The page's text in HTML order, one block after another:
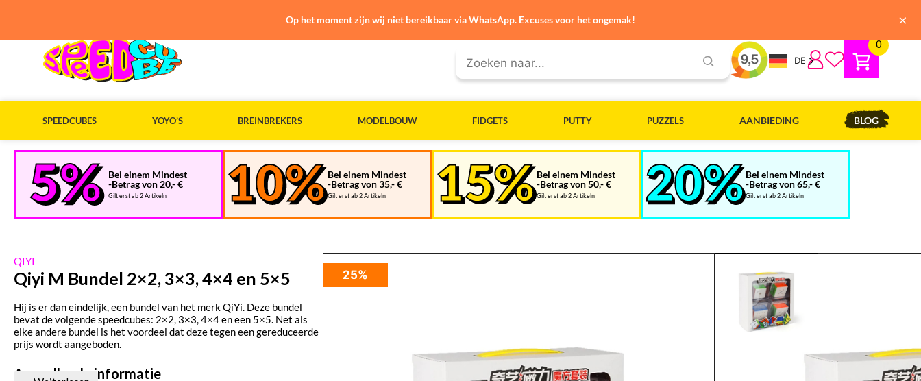
DE
0
SPEEDCUBES YOYO’S BREINBREKERS MODELBOUW FIDGETS PUTTY PUZZELS AANBIEDING BLOG
Bei einem Mindest
-Betrag von 20,- €
Gilt erst ab 2 Artikeln
Bei einem Mindest
-Betrag von 35,- €
Gilt erst ab 2 Artikeln
Bei einem Mindest
-Betrag von 50,- €
Gilt erst ab 2 Artikeln
Bei einem Mindest
-Betrag von 65,- €
Gilt erst ab 2 Artikeln
QIYI
Qiyi M Bundel 2×2, 3×3, 4×4 en 5×5
Hij is er dan eindelijk, een bundel van het merk QiYi. Deze bundel
bevat de volgende speedcubes: 2×2, 3×3, 4×4 en een 5×5. Net als
elke andere bundel is het voordeel dat deze tegen een gereduceerde
prijs wordt aangeboden.
Aanvullende informatie
25%
Op het moment zijn wij niet bereikbaar via WhatsApp. Excuses voor het ongemak! ×